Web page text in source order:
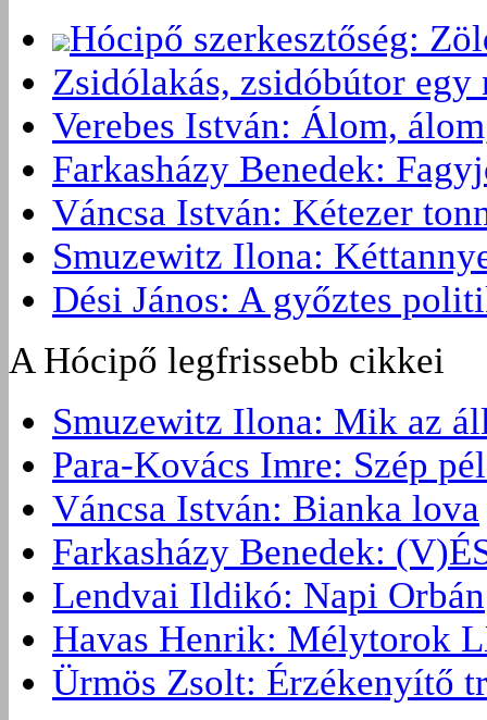
Hócipő szerkesztőség:
Zsidólakás, zsidóbútor
Verebes István: Álom,
Farkasházy Benedek:
Váncsa István: Kétezer
Smuzewitz Ilona:
Dési János: A győztes
A Hócipő legfrissebb cikkei
Smuzewitz Ilona: Mik az
Para-Kovács Imre: Szép
Váncsa István: Bianka lova
Farkasházy Benedek:
Lendvai Ildikó: Napi Orbán
Havas Henrik: Mélytorok
Ürmös Zsolt: Érzékenyítő